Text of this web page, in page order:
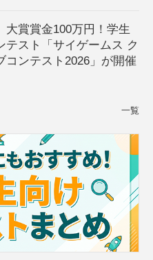
大賞賞金100万円！学生
テスト「サイゲームス ク
コンテスト2026」が開催
一覧